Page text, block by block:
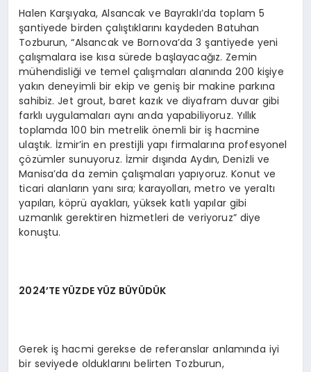
Halen Karşıyaka, Alsancak ve Bayraklı’da toplam 5
şantiyede birden çalıştıklarını kaydeden Batuhan
Tozburun, “Alsancak ve Bornova’da 3 şantiyede yeni
çalışmalara ise kısa sürede başlayacağız. Zemin
mühendisliği ve temel çalışmaları alanında 200 kişiye
yakın deneyimli bir ekip ve geniş bir makine parkına
sahibiz. Jet grout, baret kazık ve diyafram duvar gibi
farklı uygulamaları aynı anda yapabiliyoruz. Yıllık
toplamda 100 bin metrelik önemli bir iş hacmine
ulaştık. İzmir’in en prestijli yapı firmalarına profesyonel
çözümler sunuyoruz. İzmir dışında Aydın, Denizli ve
Manisa’da da zemin çalışmaları yapıyoruz. Konut ve
ticari alanların yanı sıra; karayolları, metro ve yeraltı
yapıları, köprü ayakları, yüksek katlı yapılar gibi
uzmanlık gerektiren hizmetleri de veriyoruz” diye
konuştu.
2024’TE YÜZDE YÜZ BÜYÜDÜK
Gerek iş hacmi gerekse de referanslar anlamında iyi
bir seviyede olduklarını belirten Tozburun,